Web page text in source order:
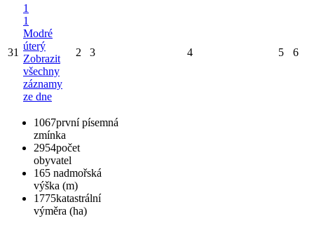
31
1
1
Modré
úterý
Zobrazit
všechny
záznamy
ze dne
2 3 4 5 6
1067první písemná
zmínka
2954počet
obyvatel
165 nadmořská
výška (m)
1775katastrální
výměra (ha)